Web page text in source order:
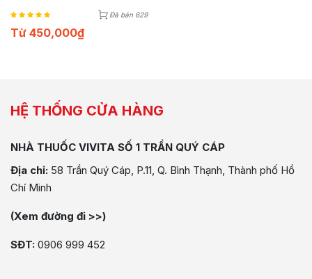
Đã bán 629
Từ 450,000₫
HỆ THỐNG CỬA HÀNG
NHÀ THUỐC VIVITA SỐ 1 TRẦN QUÝ CÁP
Địa chỉ: 58 Trần Quý Cáp, P.11, Q. Bình Thạnh, Thành phố Hồ
Chí Minh
(Xem đường đi >>)
SĐT: 0906 999 452